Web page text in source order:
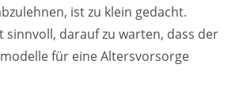
ist zu klein gedacht.
sinnvoll, darauf zu warten, dass der
für eine Altersvorsorge